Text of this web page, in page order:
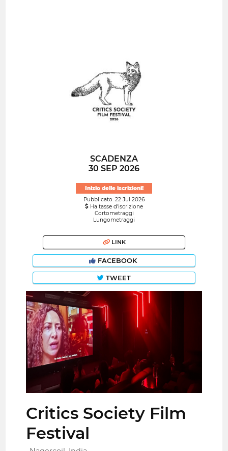
SCADENZA
30 SEP 2026
Inizio delle iscrizioni!
Pubblicato: 22 Jul 2026
Ha tasse d'iscrizione
Cortometraggi
Lungometraggi
LINK
FACEBOOK
TWEET
Critics Society Film
Festival